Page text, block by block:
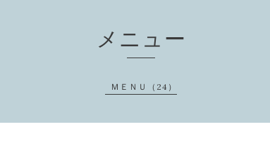
メニュー
ＭＥＮＵ（24）